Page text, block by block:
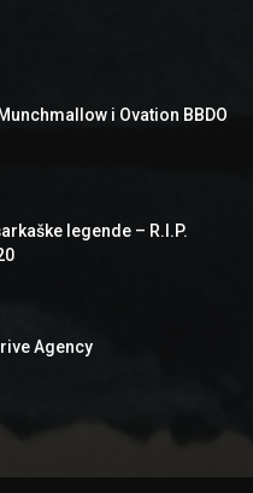
i Ovation BBDO
legende – R.I.P.
Agency